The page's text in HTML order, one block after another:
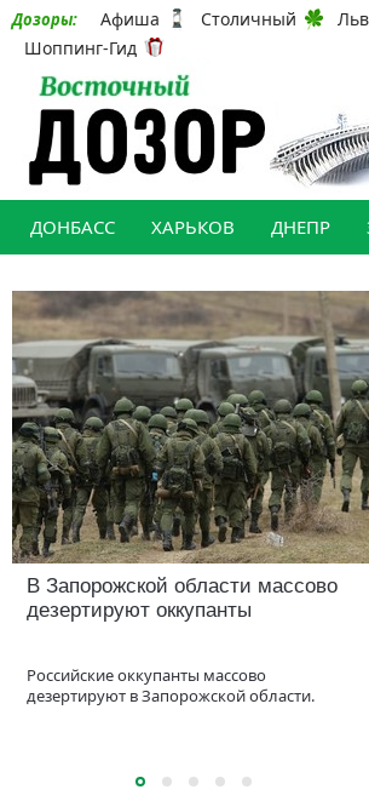
Дозоры: Афиша Столичный
Шоппинг-Гид
ДОНБАСС ХАРЬКОВ ДНЕПР
В Запорожской области массово
дезертируют оккупанты
Российские оккупанты массово
дезертируют в Запорожской области.